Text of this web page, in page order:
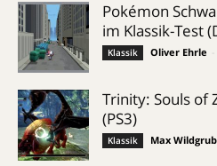
Pokémon
im Klassik-Test
Klassik Oliver Ehrle
Trinity: Souls of
(PS3)
Klassik Max